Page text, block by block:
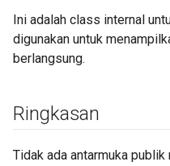
Ini adalah class internal
digunakan untuk
berlangsung.
Ringkasan
Tidak ada antarmuka